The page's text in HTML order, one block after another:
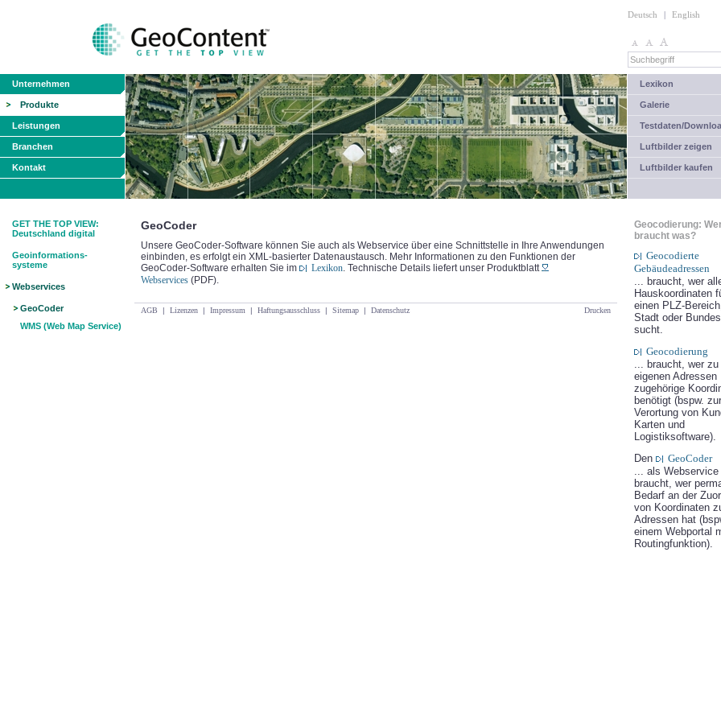
Deutsch | English
Unternehmen
Produkte
Leistungen
Branchen
Kontakt
Lexikon
Galerie
Testdaten/
Luftbilder zeigen
Luftbilder kaufen
GET THE TOP VIEW:
Deutschland digital
Geoinformations-
systeme
Webservices
GeoCoder
WMS (Web Map Service)
Geocodierung:
braucht was?
Geocodierte
Gebäudeadressen
... braucht, wer
Hauskoordinaten
einen PLZ-
Stadt oder
sucht.
Geocodierung
... braucht, wer zu
eigenen Adressen
zugehörige
benötigt (bspw. zur
Verortung von
Karten und
Logistiksoftware).
Den
GeoCoder
... als Webservice
braucht, wer
Bedarf an der
von Koordinaten
Adressen hat
einem Webportal
Routingfunktion).
GeoCoder
Unsere GeoCoder-Software können Sie auch als Webservice über eine Schnittstelle in Ihre Anwendungen
einbinden, es erfolgt ein XML-basierter Datenaustausch. Mehr Informationen zu den Funktionen der
GeoCoder-Software erhalten Sie im
Lexikon. Technische Details liefert unser Produktblatt
Webservices (PDF).
AGB | Lizenzen | Impressum | Haftungsausschluss | Sitemap | Datenschutz Drucken